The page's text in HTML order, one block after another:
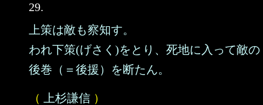
29.
上策は敵も察知す。
われ下策(げさく)をとり、死地に入って敵の
後巻（＝後援）を断たん。
（ 上杉謙信 ）